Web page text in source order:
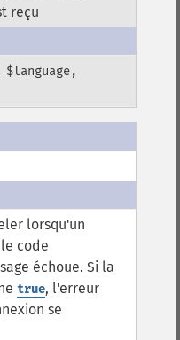
reçu
$language,
lorsqu'un
code
échoue. Si la
true, l'erreur
se